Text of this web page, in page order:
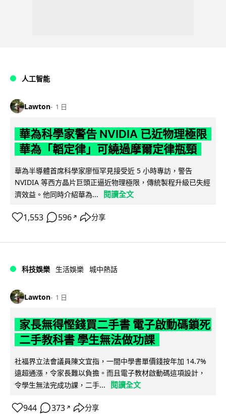
人工智能
Lawton 1 日
華為科學家警告 NVIDIA 已近物理極限
華為「韜定律」可繞過摩爾定律瓶頸
華為半導體首席科學家廖恒罕見接受近 5 小時專訪，警告
NVIDIA 等西方晶片巨頭正逼近物理極限，傳統製程升級已失經
濟效益。他同時介紹華為...
閱讀全文
1,553 596 ↗ 分享
科技娛樂 生活娛樂 城中熱話
Lawton 1 日
家長無得慳錢買二手書 電子啟動碼鎖死
二手教科書 學生無法做功課
社福界立法會議員陳文宜指，一間中學書單價錢按年加 14.7%
遠超通漲，令家長難以負擔。而且電子教材啟動碼這項設計，
令學生無法完成功課，二手...
閱讀全文
944 373 ↗ 分享